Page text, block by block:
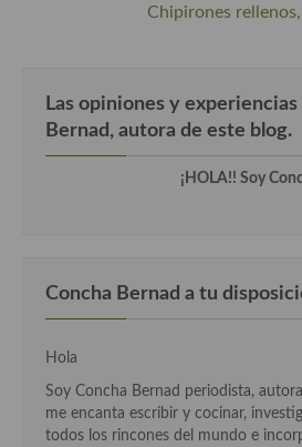
Cocina Alemana
Cocina Austriaca
Cocina Bulgara
Chipirones
Las opiniones y experiencias
Bernad, autora de este blog.
¡HOLA!! Soy
Concha Bernad a tu
Hola
Soy Concha Bernad periodista,
me encanta escribir y cocinar,
todos los rincones del mundo e